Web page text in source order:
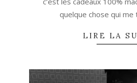
quelque chose qui
LIRE LA